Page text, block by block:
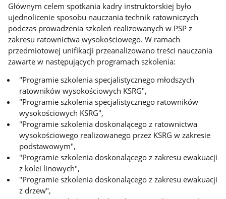
Głównym celem spotkania kadry instruktorskiej było
ujednolicenie sposobu nauczania technik ratowniczych
podczas prowadzenia szkoleń realizowanych w PSP z
zakresu ratownictwa wysokościowego. W ramach
przedmiotowej unifikacji przeanalizowano treści nauczania
zawarte w następujących programach szkolenia:
"Programie szkolenia specjalistycznego młodszych
ratowników wysokościowych KSRG",
"Programie szkolenia specjalistycznego ratowników
wysokościowych KSRG",
"Programie szkolenia doskonalącego z ratownictwa
wysokościowego realizowanego przez KSRG w zakresie
podstawowym",
"Programie szkolenia doskonalącego z zakresu ewakuacji
z kolei linowych",
"Programie szkolenia doskonalącego z zakresu ewakuacji
z drzew",